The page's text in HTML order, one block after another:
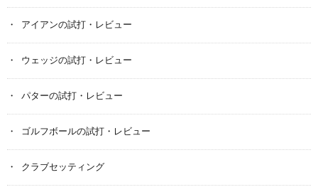
アイアンの試打・レビュー
ウェッジの試打・レビュー
パターの試打・レビュー
ゴルフボールの試打・レビュー
クラブセッティング